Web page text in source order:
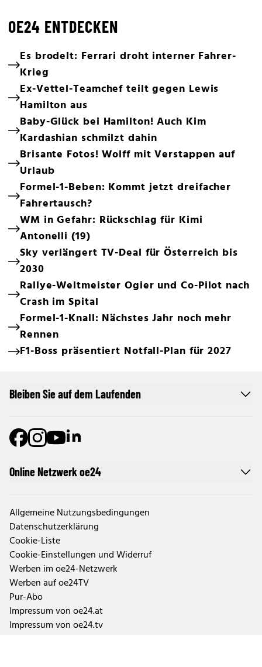
OE24 ENTDECKEN
Es brodelt: Ferrari droht interner Fahrer-
Krieg
Ex-Vettel-Teamchef teilt gegen Lewis
Hamilton aus
Baby-Glück bei Hamilton! Auch Kim
Kardashian schmilzt dahin
Brisante Fotos! Wolff mit Verstappen auf
Urlaub
Formel-1-Beben: Kommt jetzt dreifacher
Fahrertausch?
WM in Gefahr: Rückschlag für Kimi
Antonelli (19)
Sky verlängert TV-Deal für Österreich bis
2030
Rallye-Weltmeister Ogier und Co-Pilot nach
Crash im Spital
Formel-1-Knall: Nächstes Jahr noch mehr
Rennen
F1-Boss präsentiert Notfall-Plan für 2027
Online Netzwerk oe24
Allgemeine Nutzungsbedingungen
Datenschutzerklärung
Cookie-Liste
Cookie-Einstellungen und Widerruf
Werben im oe24-Netzwerk
Werben auf oe24TV
Pur-Abo
Impressum von oe24.at
Impressum von oe24.tv
Bleiben Sie auf dem Laufenden